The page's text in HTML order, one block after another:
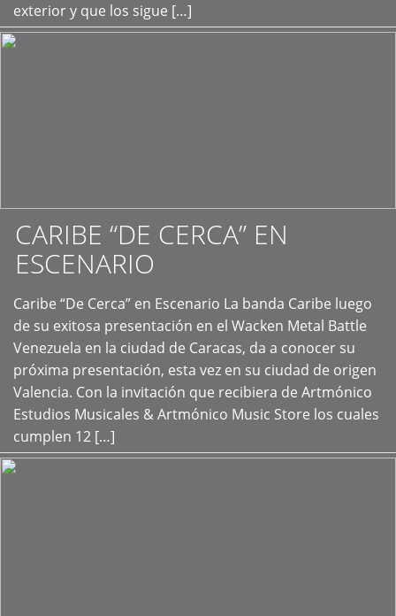
exterior y que los sigue […]
CARIBE “DE CERCA” EN
ESCENARIO
Caribe “De Cerca” en Escenario La banda Caribe luego
de su exitosa presentación en el Wacken Metal Battle
Venezuela en la ciudad de Caracas, da a conocer su
próxima presentación, esta vez en su ciudad de origen
Valencia. Con la invitación que recibiera de Artmónico
Estudios Musicales & Artmónico Music Store los cuales
cumplen 12 […]
+